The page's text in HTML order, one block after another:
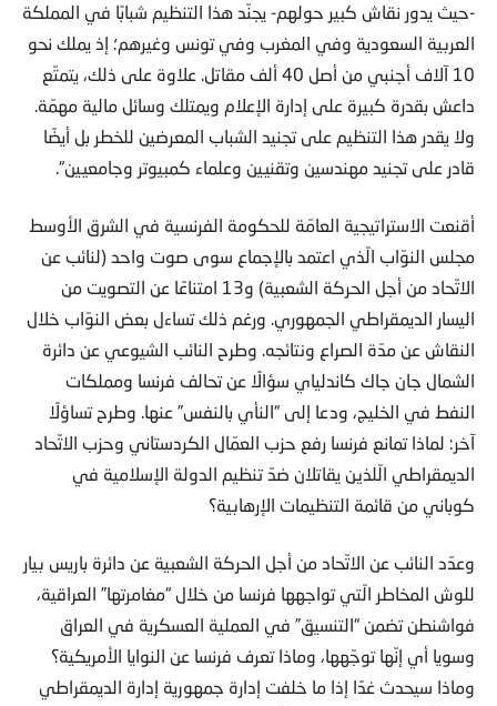
-حيث يدور نقاش كبير حولهم- يجنّد هذا التنظيم شبابًا في المملكة
العربية السعودية وفي المغرب وفي تونس وغيرهم؛ إذ يملك نحو
10 آلاف أجنبي من أصل 40 ألف مقاتل. علاوة على ذلك، يتمتّع
داعش بقدرة كبيرة على إدارة الإعلام ويمتلك وسائل مالية مهمّة.
ولا يقدر هذا التنظيم على تجنيد الشباب المعرضين للخطر بل أيضًا
قادر على تجنيد مهندسين وتقنيين وعلماء كمبيوتر وجامعيين“.
أقنعت الاستراتيجية العامّة للحكومة الفرنسية في الشرق الأوسط
مجلس النوّاب الّذي اعتمد بالإجماع سوى صوت واحد (لنائب عن
الاتّحاد من أجل الحركة الشعبية) و13 امتناعًا عن التصويت من
اليسار الديمقراطي الجمهوري. ورغم ذلك تساءل بعض النوّاب خلال
النقاش عن مدّة الصراع ونتائجه. وطرح النائب الشيوعي عن دائرة
الشمال جان جاك كاندلياي سؤالًا عن تحالف فرنسا ومملكات
النفط في الخليج، ودعا إلى “النأي بالنفس” عنها. وطرح تساؤلًا
آخر: لماذا تمانع فرنسا رفع حزب العمّال الكردستاني وحزب الاتّحاد
الديمقراطي الّلذين يقاتلان ضدّ تنظيم الدولة الإسلامية في
كوباني من قائمة التنظيمات الإرهابية؟
وعدّد النائب عن الاتّحاد من أجل الحركة الشعبية عن دائرة باريس بيار
للوش المخاطر الّتي تواجهها فرنسا من خلال “مغامرتها” العراقية،
فواشنطن تضمن “التنسيق” في العملية العسكرية في العراق
وسويا أي إنّها توجّهها، وماذا تعرف فرنسا عن النوايا الأمريكية؟
وماذا سيحدث غدًا إذا ما خلفت إدارة جمهورية إدارة الديمقراطي